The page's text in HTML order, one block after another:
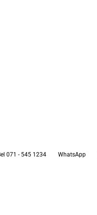
071 - 545 1234 WhatsApp